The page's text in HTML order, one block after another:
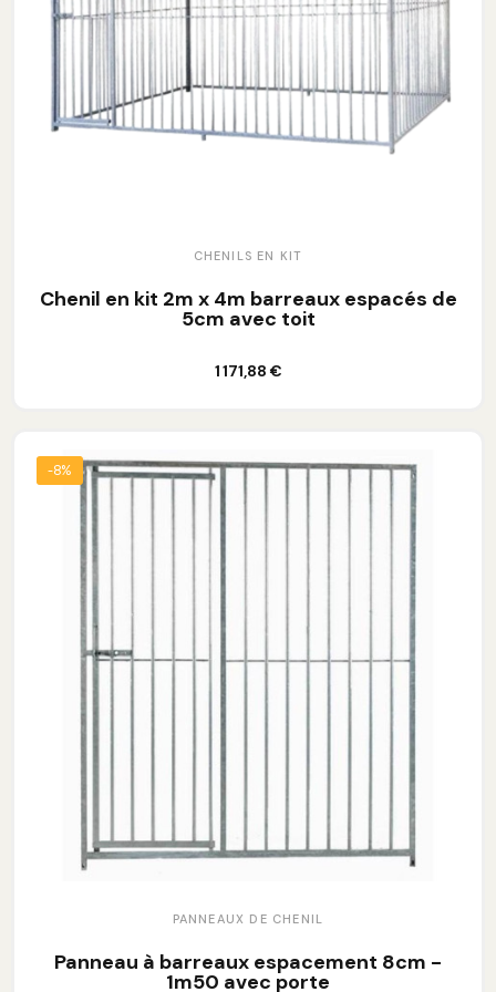
CHENILS EN KIT
Chenil en kit 2m x 4m barreaux espacés de
5cm avec toit
1 171,88 €
Ajouter au panier
-8%
PANNEAUX DE CHENIL
Panneau à barreaux espacement 8cm -
1m50 avec porte